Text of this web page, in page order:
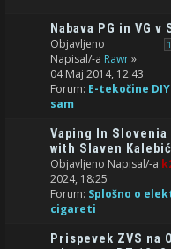
Nabava PG in VG
1
Objavljeno
Napisal/-a Rawr»
04 Maj 2014, 12:43
Forum: E-tekočine
sam
Vaping In
with Slaven Kalebić
Objavljeno Napisal/-a
2024, 18:25
Forum: Splošno o
cigareti
Prispevek ZVS na